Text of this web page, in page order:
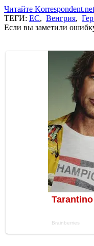
Читайте
ТЕГИ: ЕС, Венгрия,
Если вы заметили